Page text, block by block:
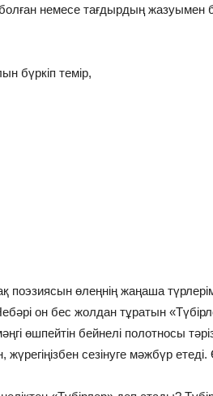
немесе тағдырдың жазуымен
бүркіп темір,
поэзиясын өлеңнің жаңаша
он бес жолдан тұратын
өшпейтін бейнелі полотносы
сезінуге мәжбүр